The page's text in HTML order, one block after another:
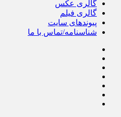
گالری عکس
گالری فیلم
پیوندهای سایت
شناسنامه/تماس با ما